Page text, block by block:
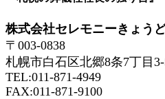
株式会社セレモニーきょう
〒003-0838
札幌市白石区北郷8条7丁目
TEL:011-871-4949
FAX:011-871-9100